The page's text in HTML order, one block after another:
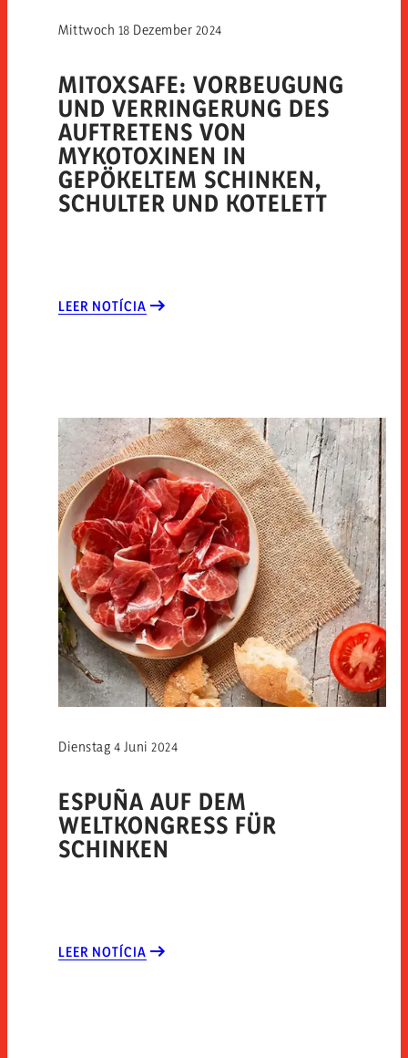
MITOXSAFE: VORBEUGUNG
UND VERRINGERUNG DES
AUFTRETENS VON
MYKOTOXINEN IN
GEPÖKELTEM SCHINKEN,
SCHULTER UND KOTELETT
Mittwoch 18 Dezember 2024
LEER NOTÍCIA
ESPUÑA AUF DEM
WELTKONGRESS FÜR
SCHINKEN
Dienstag 4 Juni 2024
LEER NOTÍCIA